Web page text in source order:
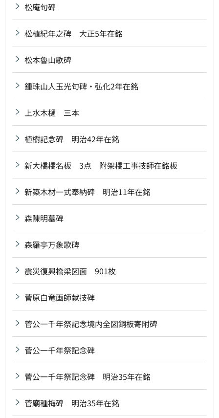
松庵句碑
松植紀年之碑 大正5年在銘
松本魯山歌碑
鍾珠山人玉光句碑・弘化2年在銘
上水木樋 三本
植樹記念碑 明治42年在銘
新大橋橋名板 3点 附架橋工事技師在銘板
新築木材一式奉納碑 明治11年在銘
森陳明墓碑
森羅亭万象歌碑
震災復興橋梁図面 901枚
菅原白竜画師献技碑
菅公一千年祭記念境内全図銅板寄附碑
菅公一千年祭記念碑
菅公一千年祭記念碑 明治35年在銘
菅廟種梅碑 明治35年在銘